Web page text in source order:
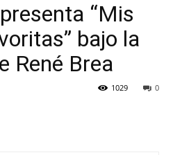
“Mis
bajo la
René Brea
0
1029